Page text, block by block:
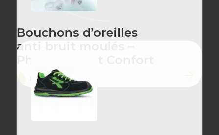
Bouchons d’oreilles
anti bruit moulés –
ÉCO-CONÇU